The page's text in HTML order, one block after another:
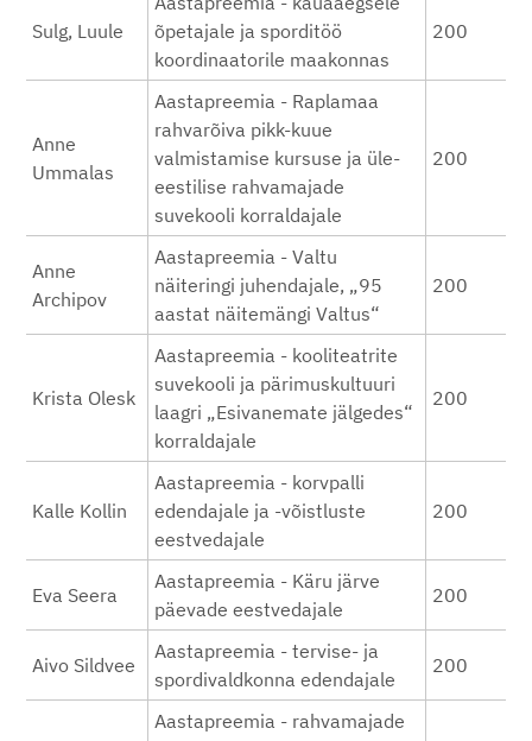
Sulg, Luule
õpetajale ja sporditöö
koordinaatorile maakonnas
200
Anne
Ummalas
Aastapreemia - Raplamaa
rahvarõiva pikk-kuue
valmistamise kursuse ja üle-
eestilise rahvamajade
suvekooli korraldajale
200
Anne
Archipov
Aastapreemia - Valtu
näiteringi juhendajale, „95
aastat näitemängi Valtus“
200
Krista Olesk
Aastapreemia - kooliteatrite
suvekooli ja pärimuskultuuri
laagri „Esivanemate jälgedes“
korraldajale
200
Kalle Kollin
Aastapreemia - korvpalli
edendajale ja -võistluste
eestvedajale
200
Eva Seera
Aastapreemia - Käru järve
päevade eestvedajale
200
Aivo Sildvee
Aastapreemia - tervise- ja
spordivaldkonna edendajale
200
Aastapreemia - rahvamajade